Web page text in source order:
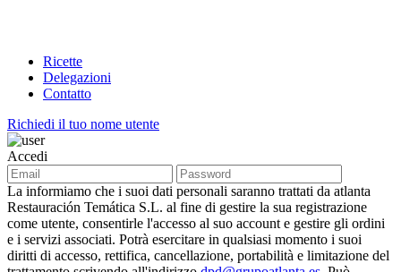
Ricette
Delegazioni
Contatto
Richiedi il tuo nome utente
Accedi
La informiamo che i suoi dati personali saranno trattati da atlanta
Restauración Temática S.L. al fine di gestire la sua registrazione
come utente, consentirle l'accesso al suo account e gestire gli ordini
e i servizi associati. Potrà esercitare in qualsiasi momento i suoi
diritti di accesso, rettifica, cancellazione, portabilità e limitazione del